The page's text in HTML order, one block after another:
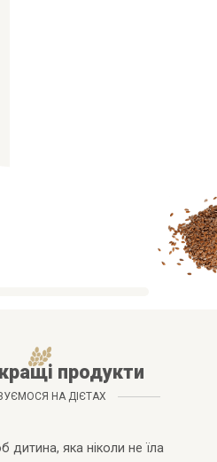
кращі продукти
НА ДІЄТАХ
яка ніколи не їла